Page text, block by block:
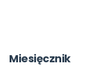
Miesięcznik